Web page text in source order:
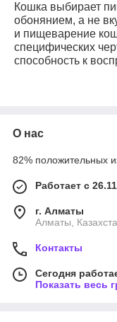
Кошка выбирает
обонянием, а не
и пищеварение
специфических
способность к
особенности
используются
каждой конкретной
диетологический
клеток), позволяет
О нас
82% положительных
Работает с
г. Алматы
Алматы,
Контакты
Сегодня
Показать весь